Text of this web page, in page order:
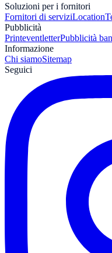
Soluzioni per i fornitori
Fornitori di serviziLocation
Pubblicità
PrinteventletterPubblicità
Informazione
Chi siamoSitemap
Seguici